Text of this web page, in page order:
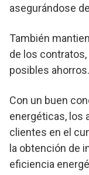
asegurándose
También
de los
posibles ahorros.
Con un buen
energéticas, los
clientes en el
la obtención de
eficiencia